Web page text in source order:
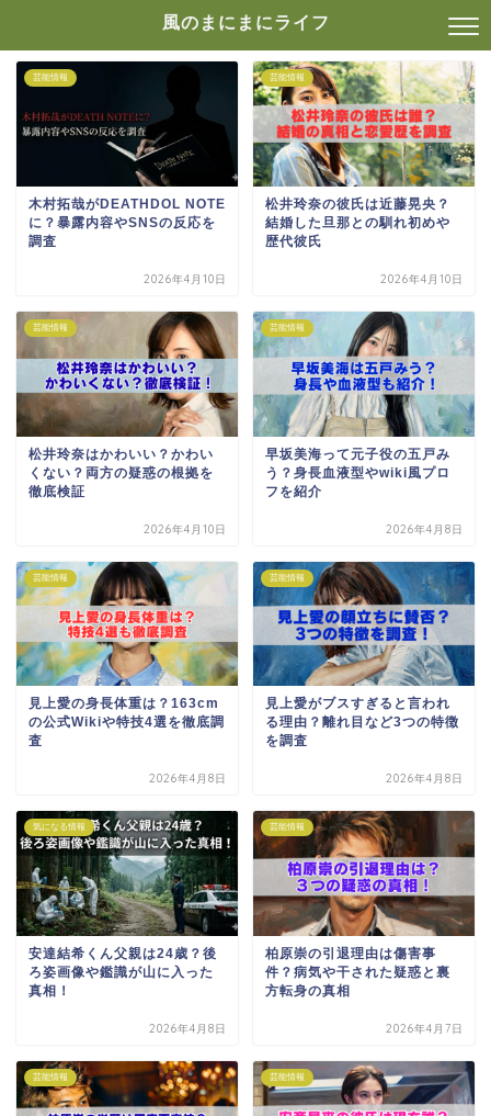
風のまにまにライフ
芸能情報
木村拓哉がDEATHDOL NOTE
に？暴露内容やSNSの反応を
調査
2026年4月10日
芸能情報
松井玲奈の彼氏は近藤晃央？
結婚した旦那との馴れ初めや
歴代彼氏
2026年4月10日
芸能情報
松井玲奈はかわいい？かわい
くない？両方の疑惑の根拠を
徹底検証
2026年4月10日
芸能情報
早坂美海って元子役の五戸み
う？身長血液型やwiki風プロ
フを紹介
2026年4月8日
芸能情報
見上愛の身長体重は？163cm
の公式Wikiや特技4選を徹底調
査
2026年4月8日
芸能情報
見上愛がブスすぎると言われ
る理由？離れ目など3つの特徴
を調査
2026年4月8日
気になる情報
安達結希くん父親は24歳？後
ろ姿画像や鑑識が山に入った
真相！
2026年4月8日
芸能情報
柏原崇の引退理由は傷害事
件？病気や干された疑惑と裏
方転身の真相
2026年4月7日
芸能情報 芸能情報